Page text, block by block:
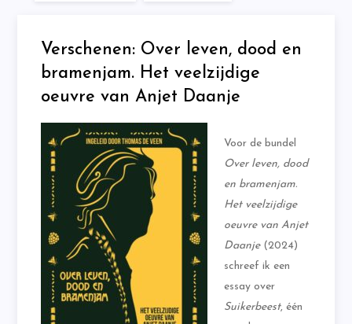
Verschenen: Over leven, dood en
bramenjam. Het veelzijdige
oeuvre van Anjet Daanje
Voor de bundel
Over leven, dood
en bramenjam.
Het veelzijdige
oeuvre van Anjet
Daanje(2024)
schreef ik een
essay over
Suikerbeest, één